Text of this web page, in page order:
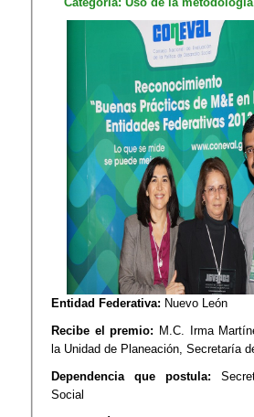
Entidad Federativa: Nuevo León
Recibe el premio: M.C. Irma
la Unidad de Planeación, Secretaría
Dependencia que postula:
Social